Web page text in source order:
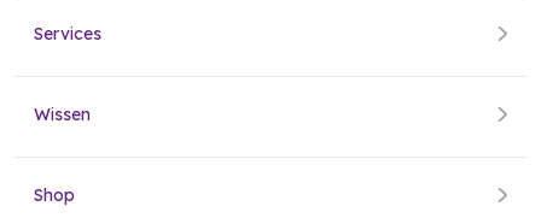
Services
Wissen
Shop